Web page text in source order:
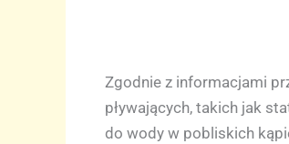
Zgodnie z informacjami
pływających, takich jak
do wody w pobliskich